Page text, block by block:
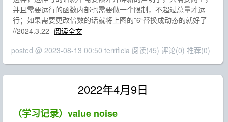
并且需要运行的函数内部也需要做一个限制，不超过总量才运
行；如果需要更改倍数的话就将上图的”6“替换成动态的就好了
//2024.3.22 阅读全文
posted @ 2023-08-13 00:50 terrificia 阅读(45) 评论(0) 推荐(0)
2022年4月9日
（学习记录）value noise